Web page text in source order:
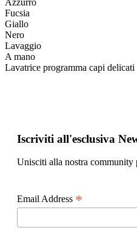
Fucsia
Giallo
Nero
Lavaggio
A mano
Lavatrice programma capi delicati
Iscriviti all'esclusiva
Unisciti alla nostra community
Email Address *